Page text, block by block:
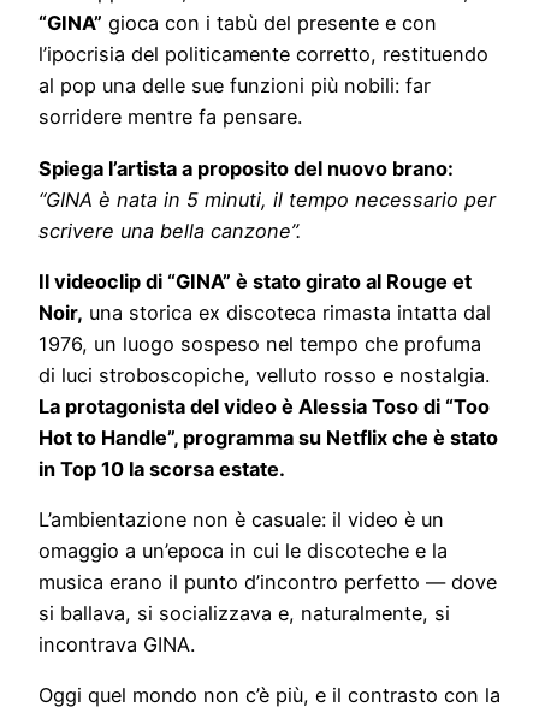
“GINA” gioca con i tabù del presente e con
l’ipocrisia del politicamente corretto, restituendo
al pop una delle sue funzioni più nobili: far
sorridere mentre fa pensare.
Spiega l’artista a proposito del nuovo brano:
“GINA è nata in 5 minuti, il tempo necessario per
scrivere una bella canzone”.
Il videoclip di “GINA” è stato girato al Rouge et
Noir, una storica ex discoteca rimasta intatta dal
1976, un luogo sospeso nel tempo che profuma
di luci stroboscopiche, velluto rosso e nostalgia.
La protagonista del video è Alessia Toso di “Too
Hot to Handle”, programma su Netflix che è stato
in Top 10 la scorsa estate.
L’ambientazione non è casuale: il video è un
omaggio a un’epoca in cui le discoteche e la
musica erano il punto d’incontro perfetto — dove
si ballava, si socializzava e, naturalmente, si
incontrava GINA.
Oggi quel mondo non c’è più, e il contrasto con la